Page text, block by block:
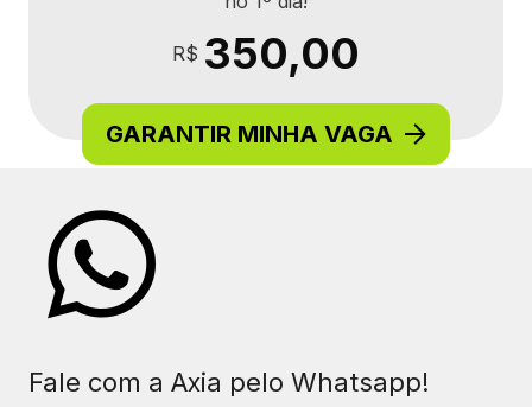
R$ 350,00
GARANTIR MINHA VAGA
Fale com a Axia pelo Whatsapp!